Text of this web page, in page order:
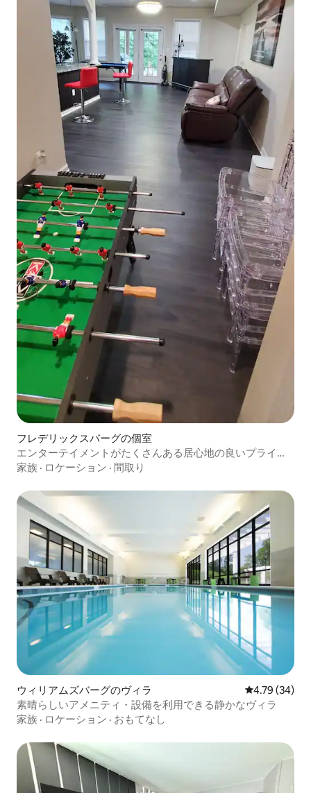
フレデリックスバーグの個室
エンターテイメントがたくさんある居心地の良いプライベ
ート地下室
家族 · ロケーション · 間取り
ウィリアムズバーグのヴィラ レビュー34
4.79 (34)
素晴らしいアメニティ・設備を利用できる静かなヴィラ
家族 · ロケーション · おもてなし